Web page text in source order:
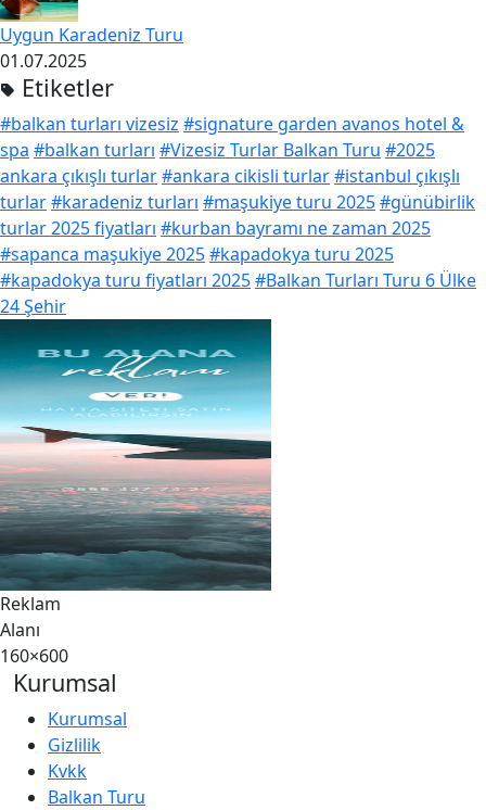
Uygun Karadeniz Turu
01.07.2025
Etiketler
#balkan turları vizesiz #signature garden avanos hotel &
spa #balkan turları #Vizesiz Turlar Balkan Turu #2025
ankara çıkışlı turlar#ankara cikisli turlar#istanbul çıkışlı
turlar#karadeniz turları #maşukiye turu 2025#günübirlik
turlar 2025 fiyatları #kurban bayramı ne zaman 2025
#sapanca maşukiye 2025#kapadokya turu 2025
#kapadokya turu fiyatları 2025#Balkan Turları Turu 6 Ülke
24 Şehir
Reklam
Alanı
160×600
Kurumsal
Kurumsal
Gizlilik
Kvkk
Balkan Turu